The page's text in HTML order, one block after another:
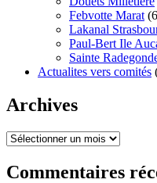
Febvotte Marat
Lakanal
Paul-Bert Ile
Sainte
Actualites vers comités
Archives
Archives
Commentaires